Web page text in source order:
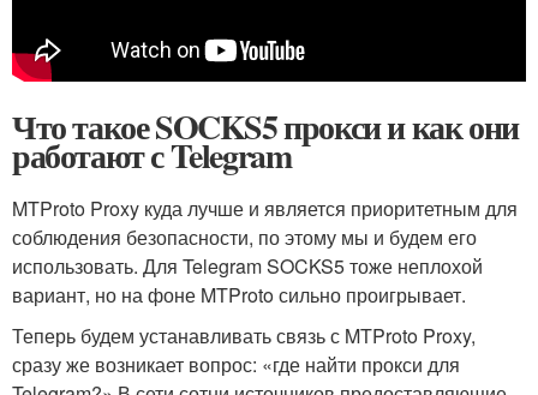
Что такое SOCKS5 прокси и как они
работают с Telegram
MTProto Proxy куда лучше и является приоритетным для
соблюдения безопасности, по этому мы и будем его
использовать. Для Telegram SOCKS5 тоже неплохой
вариант, но на фоне MTProto сильно проигрывает.
Теперь будем устанавливать связь с MTProto Proxy,
сразу же возникает вопрос: «где найти прокси для